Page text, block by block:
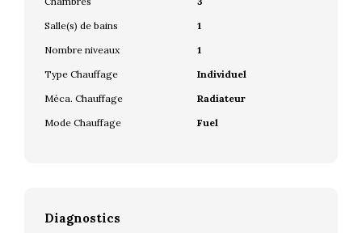
Salle(s) de bains
1
Nombre niveaux
1
Type Chauffage
Individuel
Méca. Chauffage
Radiateur
Mode Chauffage
Fuel
Diagnostics